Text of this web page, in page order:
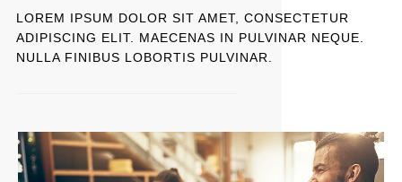
LOREM IPSUM DOLOR SIT AMET, CONSECTETUR
ADIPISCING ELIT. MAECENAS IN PULVINAR NEQUE.
NULLA FINIBUS LOBORTIS PULVINAR.